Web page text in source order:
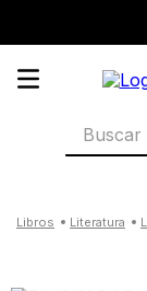
Buscar libros
literatura